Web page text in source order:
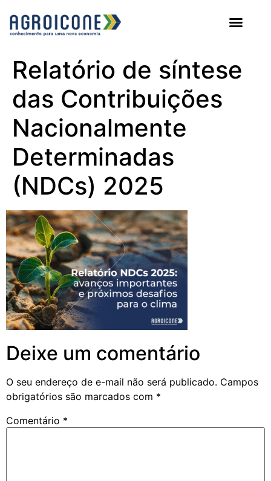
Relatório de síntese
das Contribuições
Nacionalmente
Determinadas
(NDCs) 2025
Deixe um comentário
O seu endereço de e-mail não será publicado. Campos
obrigatórios são marcados com *
Comentário *